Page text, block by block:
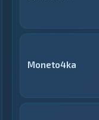
Moneto4ka